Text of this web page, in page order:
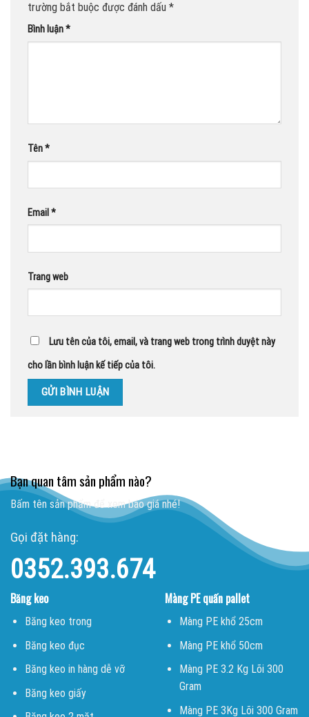
trường bắt buộc được đánh dấu *
Bình luận*
Tên*
Email *
Trang web
Lưu tên của tôi, email, và trang web trong trình duyệt này
cho lần bình luận kế tiếp của tôi.
Bạn quan tâm sản phẩm nào?
Bấm tên sản phẩm để xem báo giá nhé!
Gọi đặt hàng:
0352.393.674
Băng keo
Băng keo trong
Băng keo đục
Băng keo in hàng dễ vỡ
Băng keo giấy
Màng PE quấn pallet
Màng PE khổ 25cm
Màng PE khổ 50cm
Màng PE 3.2 Kg Lõi 300
Gram
Màng PE 3Kg Lõi 300 Gram